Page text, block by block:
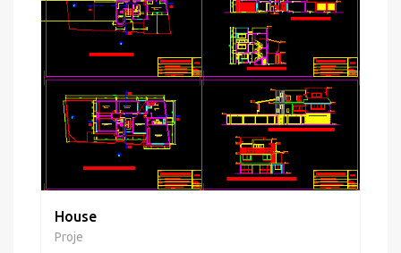
House
Proje